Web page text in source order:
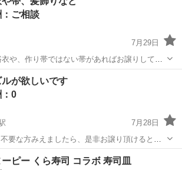
ご相談
7月29日
や、作り帯ではない帯があればお譲りしてい
も希望しています。 津市や鈴鹿での受け渡し
願いします。
いたい/ください
が欲しいです
0
7月28日
要な方みえましたら、是非お譲り頂けると幸
品でもどちらでも問いません。箱が残ってい
桑名駅 買いたい/ください
スヌーピー くら寿司 コラボ 寿司皿